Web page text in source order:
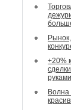
+20%